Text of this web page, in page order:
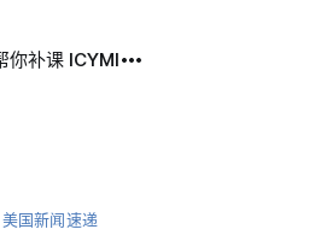
你补课 ICYMI
美国新闻速递